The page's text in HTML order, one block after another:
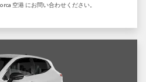
空港 にお問い合わせください。